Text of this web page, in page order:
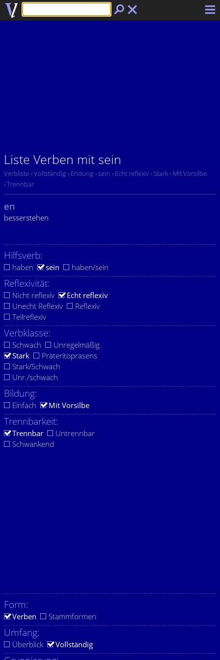
Liste Verben mit sein
Verbliste › Vollständig › Endung › sein › Echt reflexiv › Stark › Mit Vorsilbe
› Trennbar
en
besserstehen
Hilfsverb:
haben sein haben/sein
Reflexivität:
Nicht reflexiv
Echt reflexiv
Unecht Reflexiv
Reflexiv
Teilreflexiv
Verbklasse:
Schwach
Unregelmäßig
Stark
Präteritopräsens
Stark/Schwach
Unr./schwach
Bildung:
Einfach Mit Vorsilbe
Trennbarkeit:
Trennbar
Untrennbar
Schwankend
Form:
Verben Stammformen
Umfang:
Überblick Vollständig